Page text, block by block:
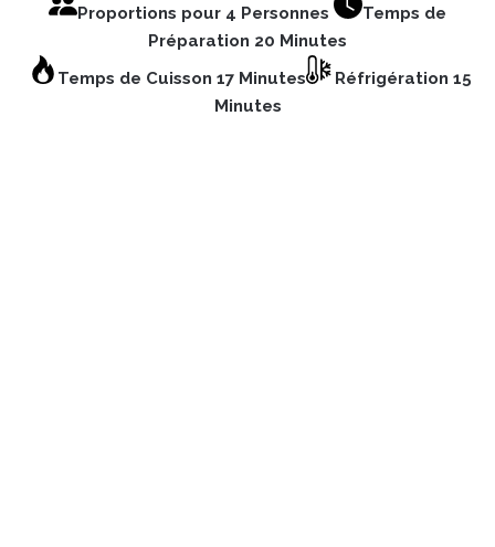
Proportions pour 4 Personnes
Temps de
Préparation 20 Minutes
Temps de Cuisson 17 Minutes
Réfrigération 15
Minutes